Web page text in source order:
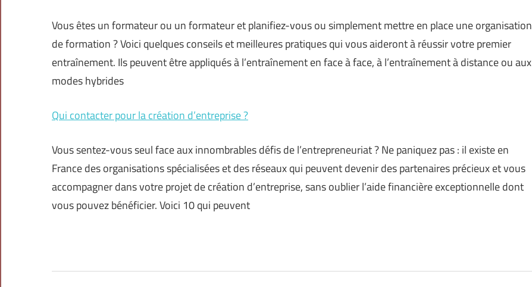
Vous êtes un formateur ou un formateur et planifiez-vous ou simplement mettre en place une organisation
de formation ? Voici quelques conseils et meilleures pratiques qui vous aideront à réussir votre premier
entraînement. Ils peuvent être appliqués à l’entraînement en face à face, à l’entraînement à distance ou aux
modes hybrides
Qui contacter pour la création d’entreprise ?
Vous sentez-vous seul face aux innombrables défis de l’entrepreneuriat ? Ne paniquez pas : il existe en
France des organisations spécialisées et des réseaux qui peuvent devenir des partenaires précieux et vous
accompagner dans votre projet de création d’entreprise, sans oublier l’aide financière exceptionnelle dont
vous pouvez bénéficier. Voici 10 qui peuvent